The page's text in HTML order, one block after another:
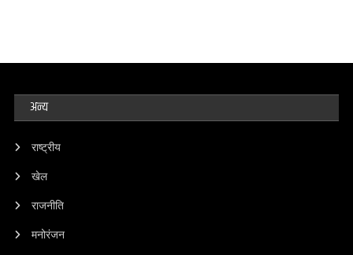
अन्य
राष्ट्रीय
खेल
राजनीति
मनोरंजन